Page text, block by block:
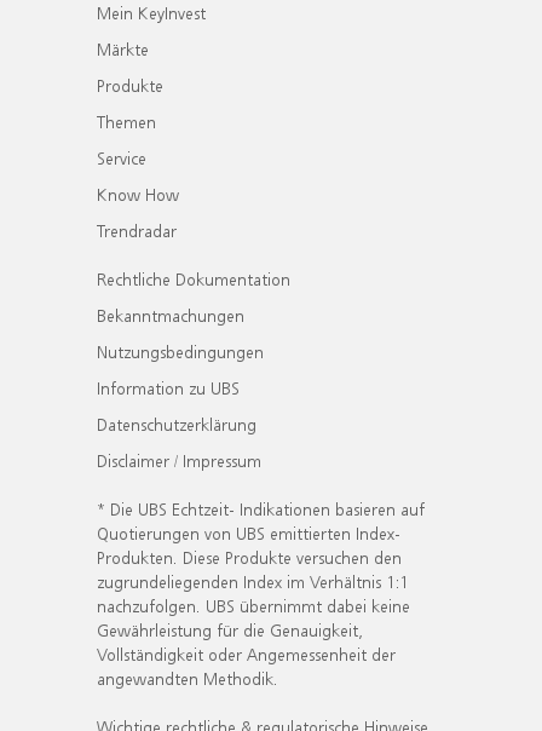
Mein KeyInvest
Märkte
Produkte
Themen
Service
Know How
Trendradar
Rechtliche Dokumentation
Bekanntmachungen
Nutzungsbedingungen
Information zu UBS
Datenschutzerklärung
Disclaimer / Impressum
* Die UBS Echtzeit- Indikationen basieren auf
Quotierungen von UBS emittierten Index-
Produkten. Diese Produkte versuchen den
zugrundeliegenden Index im Verhältnis 1:1
nachzufolgen. UBS übernimmt dabei keine
Gewährleistung für die Genauigkeit,
Vollständigkeit oder Angemessenheit der
angewandten Methodik.